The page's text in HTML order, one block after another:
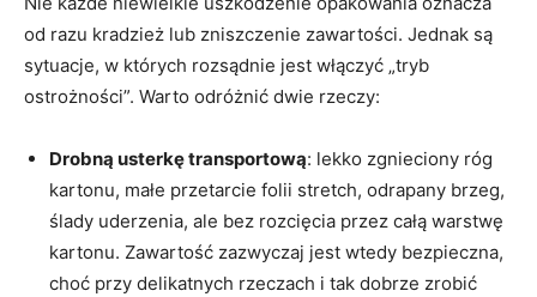
od razu kradzież lub zniszczenie zawartości. Jednak są
sytuacje, w których rozsądnie jest włączyć „tryb
ostrożności”. Warto odróżnić dwie rzeczy:
Drobną usterkę transportową: lekko zgnieciony róg
kartonu, małe przetarcie folii stretch, odrapany brzeg,
ślady uderzenia, ale bez rozcięcia przez całą warstwę
kartonu. Zawartość zazwyczaj jest wtedy bezpieczna,
choć przy delikatnych rzeczach i tak dobrze zrobić